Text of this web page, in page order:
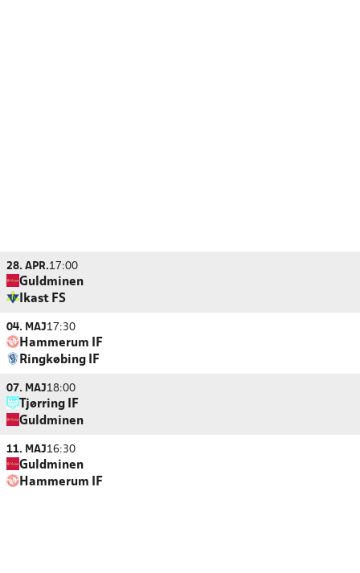
28. APR.17:00
Guldminen
Ikast FS
04. MAJ17:30
Hammerum IF
Ringkøbing IF
07. MAJ18:00
Tjørring IF
Guldminen
11. MAJ16:30
Guldminen
Hammerum IF